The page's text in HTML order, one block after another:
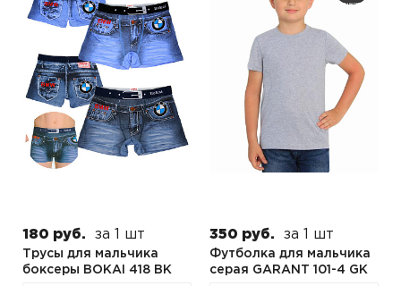
180 руб. за 1 шт
Трусы для мальчика
боксеры BOKAI 418 BK
350 руб. за 1 шт
Футболка для мальчика
серая GARANT 101-4 GK